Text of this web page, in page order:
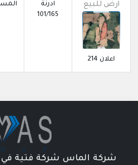
ارض للبيع
اعلان 214
ادرنة
101/165
المساحة
شركة الماس شركة فتية في